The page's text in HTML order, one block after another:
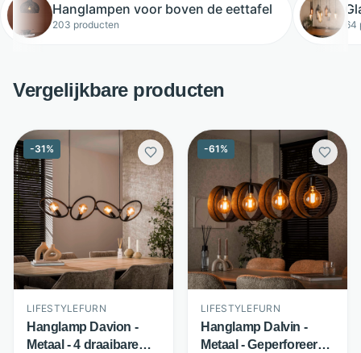
Hanglampen voor boven de eettafel
203 producten 64
Vergelijkbare producten
-31%
LIFESTYLEFURN
Hanglamp Davion -
Metaal - 4 draaibare
-61%
LIFESTYLEFURN
Hanglamp Dalvin -
Metaal - Geperforeerde